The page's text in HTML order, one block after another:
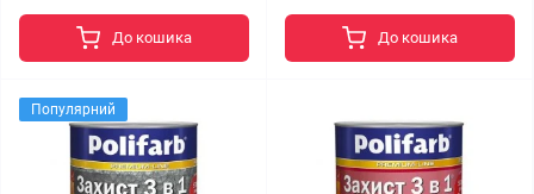
До кошика До кошика
Популярний